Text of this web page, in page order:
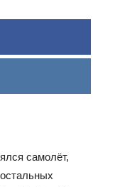
самолёт,